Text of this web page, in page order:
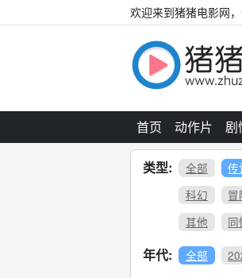
欢迎来到猪猪电影网
首页 动作片 剧
类型: 全部 传
科幻
冒
其他
同
年代: 全部